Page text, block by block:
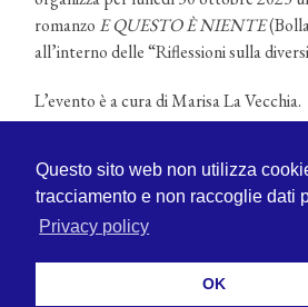
romanzo E QUESTO È NIENTE
all’interno delle “Riflessioni sulla
L’evento è a cura di Marisa La Vecchia.
Questo sito web non utilizza
tracciamento e non raccoglie dati
Privacy policy
OK